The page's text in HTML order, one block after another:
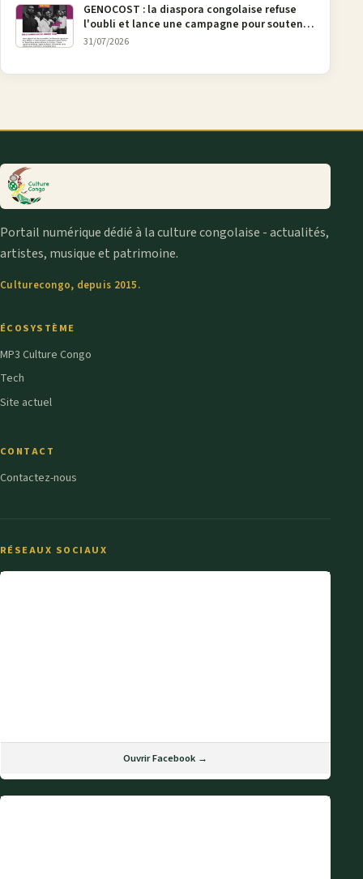
GENOCOST : la diaspora congolaise refuse
l'oubli et lance une campagne pour soutenir
la pétition FONAREV depuis Bruxelles
31/07/2026
Portail numérique dédié à la culture congolaise - actualités,
artistes, musique et patrimoine.
Culturecongo, depuis 2015.
ÉCOSYSTÈME
MP3 Culture Congo
Tech
Site actuel
CONTACT
Contactez-nous
RÉSEAUX SOCIAUX
Ouvrir Facebook →